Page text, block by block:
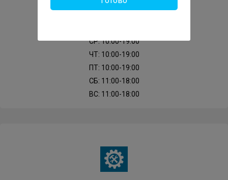
СР: 10:00-19:00
ЧТ: 10:00-19:00
ПТ: 10:00-19:00
СБ: 11:00-18:00
ВС: 11:00-18:00